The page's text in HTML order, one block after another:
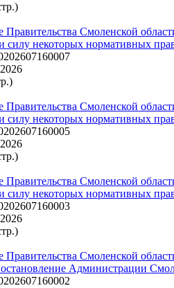
Правительства Смоленской
некоторых нормативных
Правительства Смоленской
некоторых нормативных
Правительства Смоленской
некоторых нормативных
Правительства Смоленской
Администрации